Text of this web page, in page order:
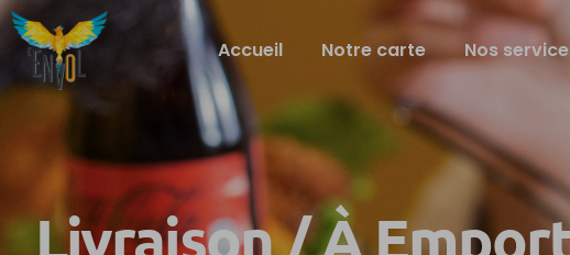
Accueil Notre carte Nos
Livraison / À